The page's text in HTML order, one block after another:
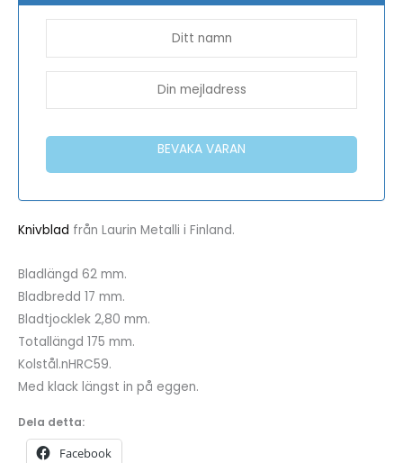
BEVAKA VARAN
Knivblad från Laurin Metalli i Finland.
Bladlängd 62 mm.
Bladbredd 17 mm.
Bladtjocklek 2,80 mm.
Totallängd 175 mm.
Kolstål.nHRC59.
Med klack längst in på eggen.
Dela detta:
Facebook